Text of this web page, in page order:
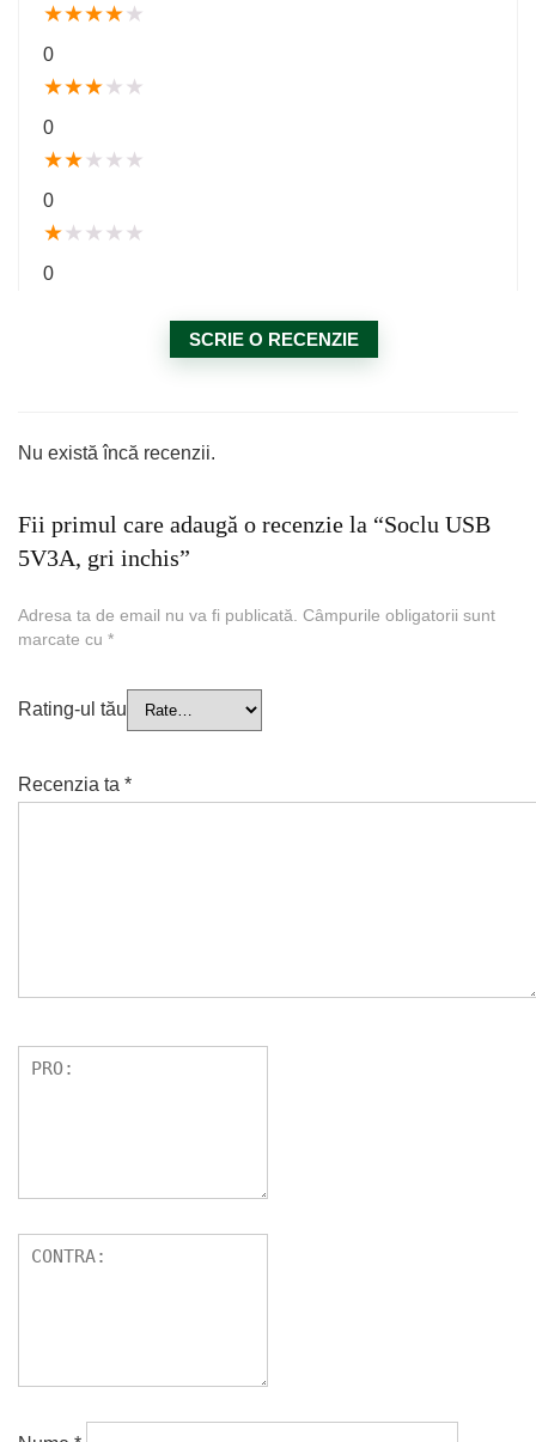
★★★★★
0
★★★★ ★
0
★★★ ★ ★
0
★★ ★ ★ ★
0
SCRIE O RECENZIE
Nu există încă recenzii.
Fii primul care adaugă o recenzie la “Soclu USB
5V3A, gri inchis”
Adresa ta de email nu va fi publicată. Câmpurile obligatorii sunt
marcate cu *
Rating-ul tău
Recenzia ta *